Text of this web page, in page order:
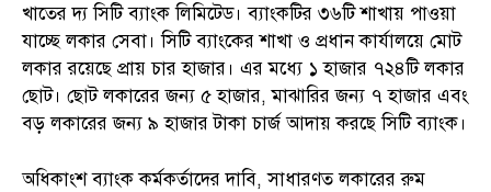
খাতের দ্য সিটি ব্যাংক লিমিটেড। ব্যাংকটির ৩৬টি শাখায় পাওয়া
যাচ্ছে লকার সেবা। সিটি ব্যাংকের শাখা ও প্রধান কার্যালয়ে মোট
লকার রয়েছে প্রায় চার হাজার। এর মধ্যে ১ হাজার ৭২৪টি লকার
ছোট। ছোট লকারের জন্য ৫ হাজার, মাঝারির জন্য ৭ হাজার এবং
বড় লকারের জন্য ৯ হাজার টাকা চার্জ আদায় করছে সিটি ব্যাংক।
অধিকাংশ ব্যাংক কর্মকর্তাদের দাবি, সাধারণত লকারের রুম